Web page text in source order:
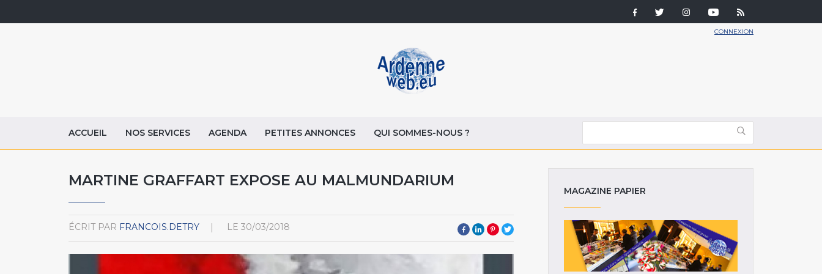
CONNEXION
ACCUEIL NOS SERVICES AGENDA PETITES ANNONCES QUI SOMMES-NOUS ?
MARTINE GRAFFART EXPOSE AU MALMUNDARIUM
ÉCRIT PAR FRANCOIS.DETRY LE 30/03/2018
MAGAZINE PAPIER